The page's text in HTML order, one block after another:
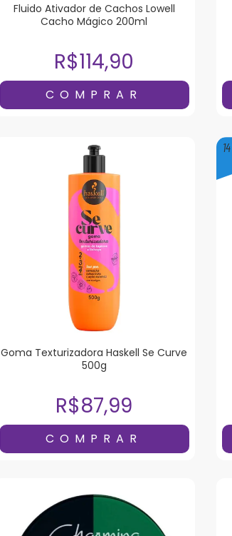
Fluido Ativador de Cachos Lowell
Cacho Mágico 200ml
R$114,90
Goma Texturizadora Haskell Se Curve
500g
R$87,99
14